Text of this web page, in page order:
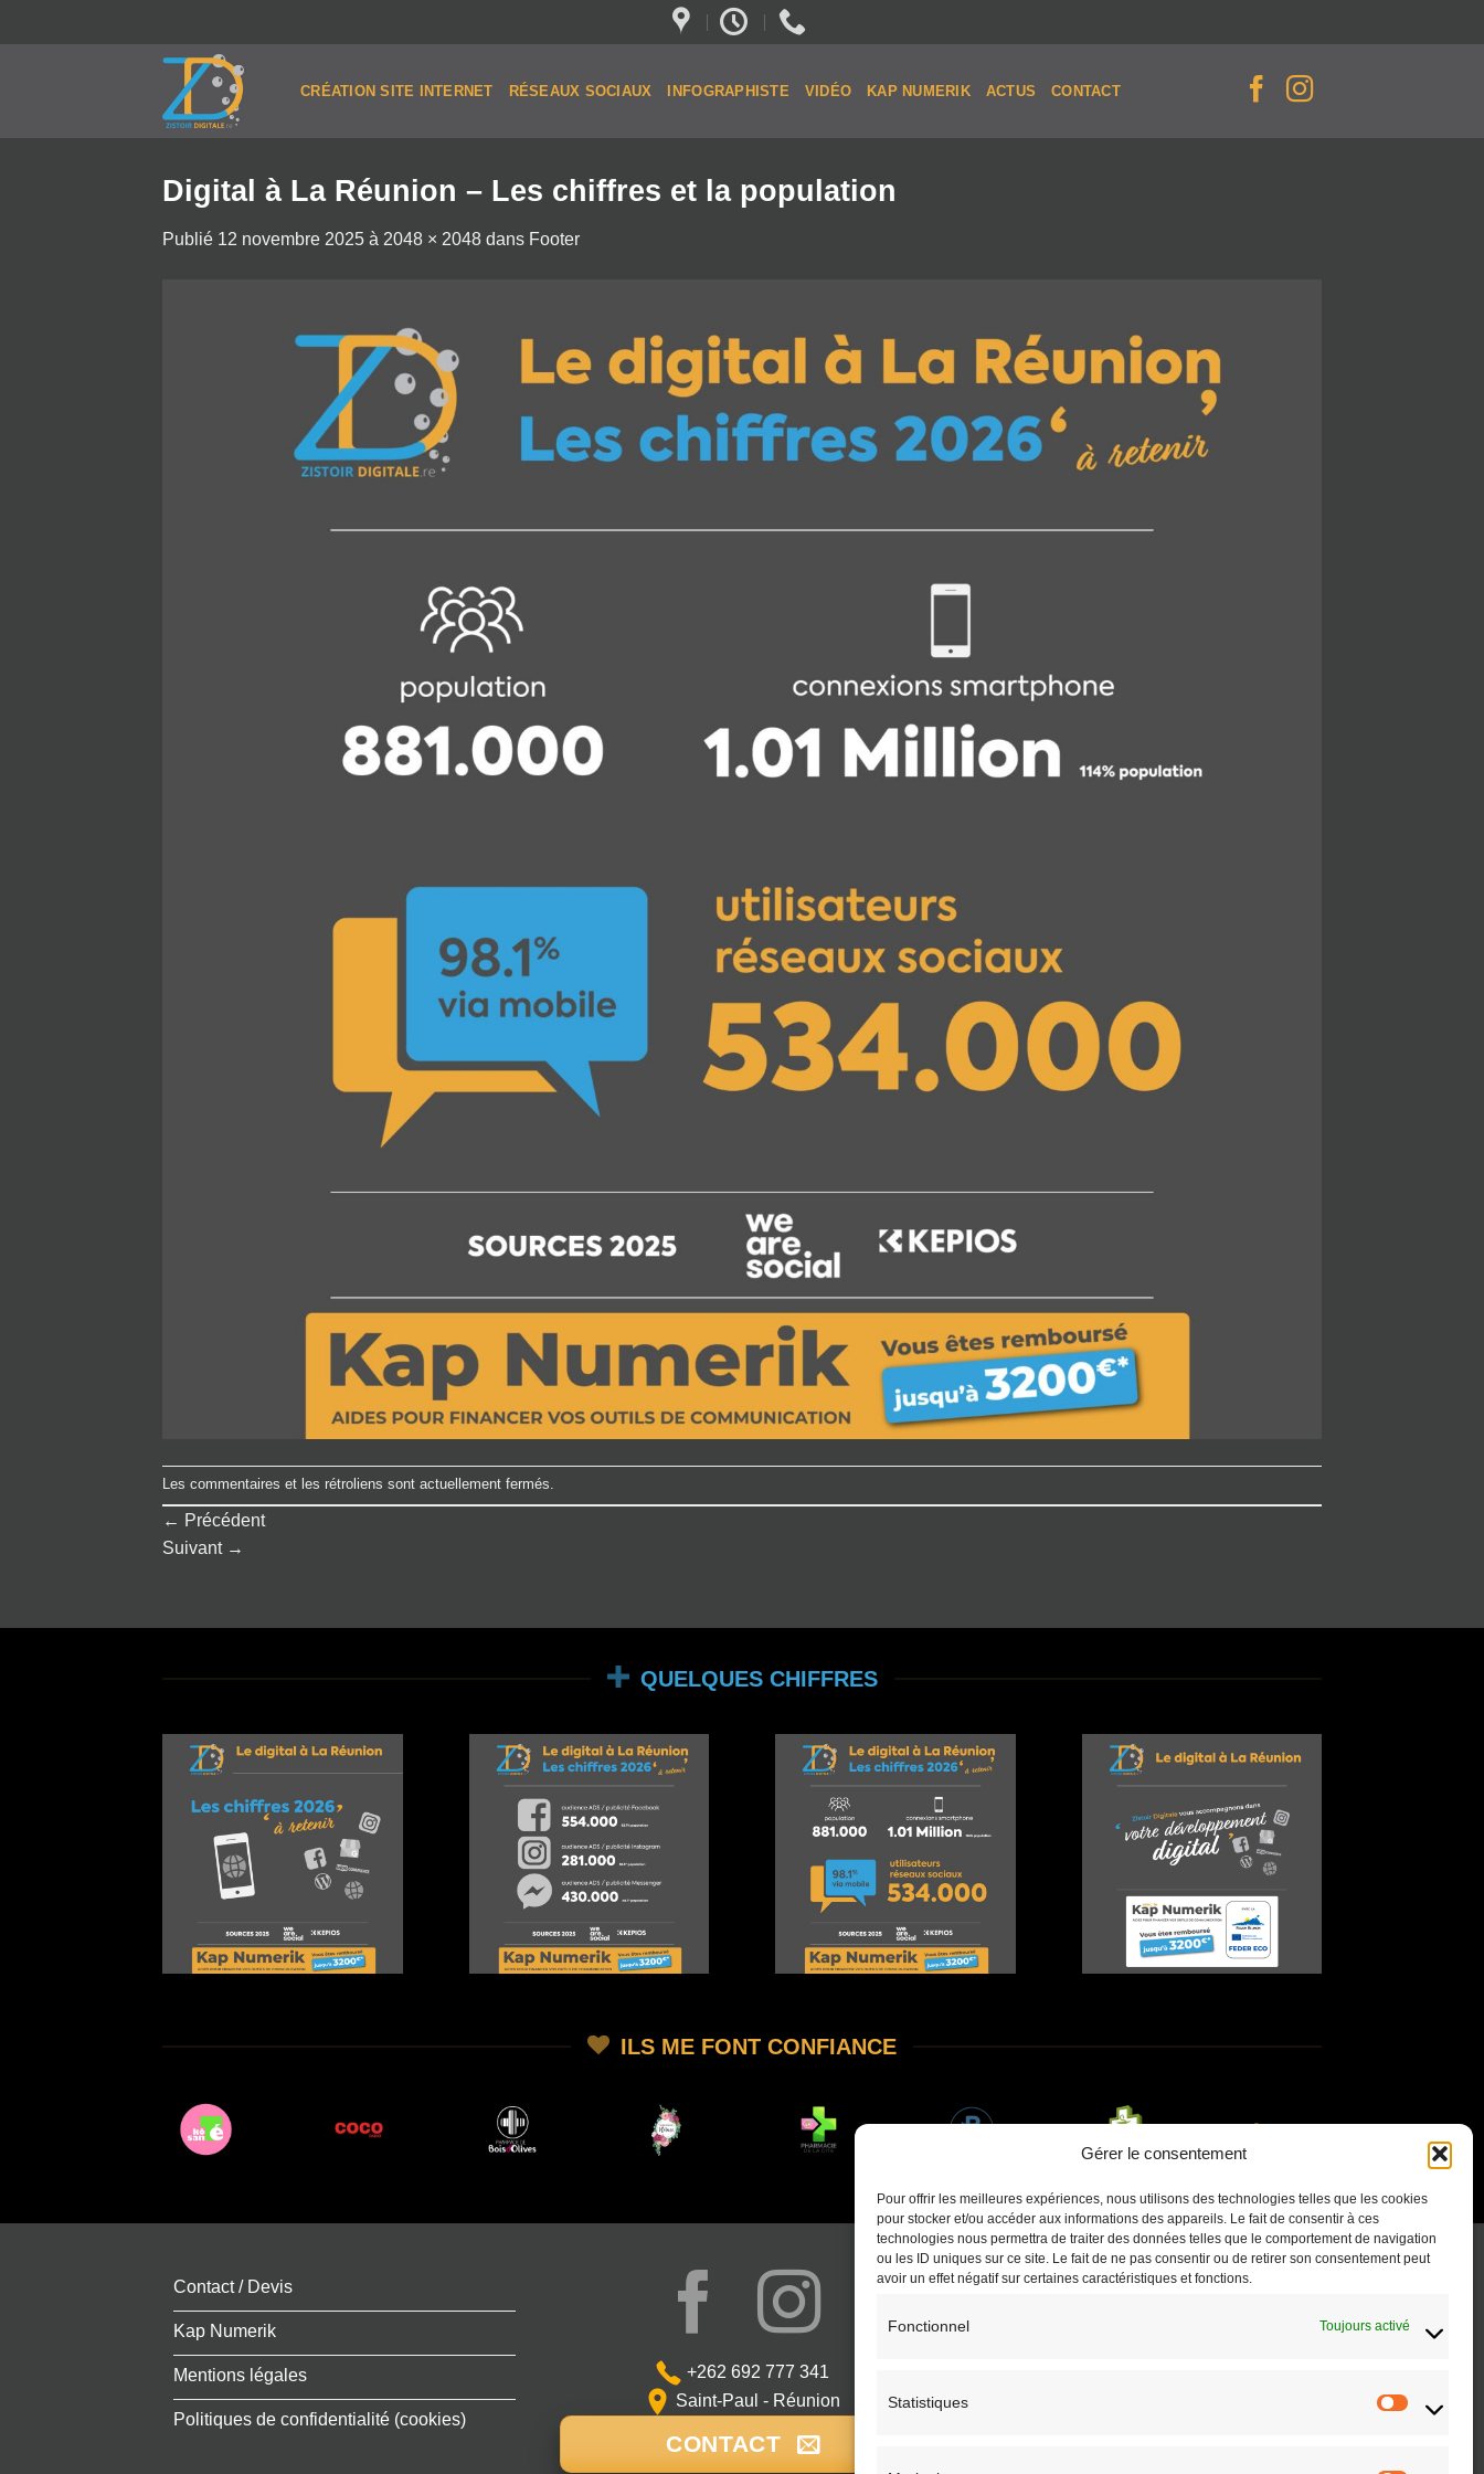
Gérer le consentement
Pour offrir les meilleures expériences, nous utilisons des technologies telles que les cookies
pour stocker et/ou accéder aux informations des appareils. Le fait de consentir à ces
technologies nous permettra de traiter des données telles que le comportement de navigation
ou les ID uniques sur ce site. Le fait de ne pas consentir ou de retirer son consentement peut
avoir un effet négatif sur certaines caractéristiques et fonctions.
Fonctionnel Toujours activé
Statistiques
au
CRÉATION SITE INTERNET RÉSEAUX SOCIAUX INFOGRAPHISTE VIDÉO KAP NUMERIK ACTUS CONTACT
Digital à La Réunion – Les chiffres et la population
Publié 12 novembre 2025 à 2048 × 2048 dans Footer
Les commentaires et les rétroliens sont actuellement fermés.
← Précédent
Suivant →
QUELQUES CHIFFRES
ILS ME FONT CONFIANCE
Contact / Devis
Kap Numerik
Mentions légales
Politiques de confidentialité (cookies)
+262 692 777 341
Saint-Paul - Réunion
CONTACT